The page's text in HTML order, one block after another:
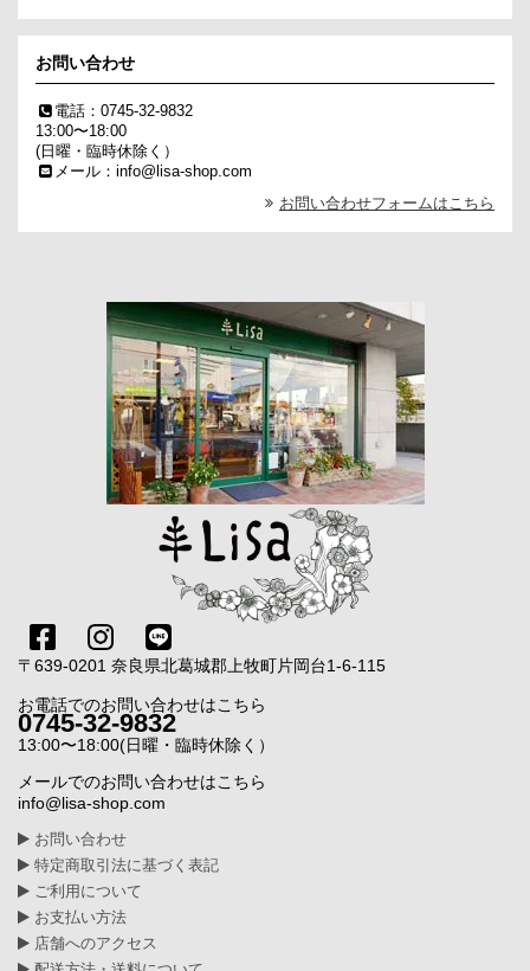
お問い合わせ
電話：0745-32-9832
13:00〜18:00
(日曜・臨時休除く）
メール：info@lisa-shop.com
お問い合わせフォームはこちら
〒639-0201 奈良県北葛城郡上牧町片岡台1-6-115
お電話でのお問い合わせはこちら
0745-32-9832
13:00〜18:00(日曜・臨時休除く）
メールでのお問い合わせはこちら
info@lisa-shop.com
お問い合わせ
特定商取引法に基づく表記
ご利用について
お支払い方法
店舗へのアクセス